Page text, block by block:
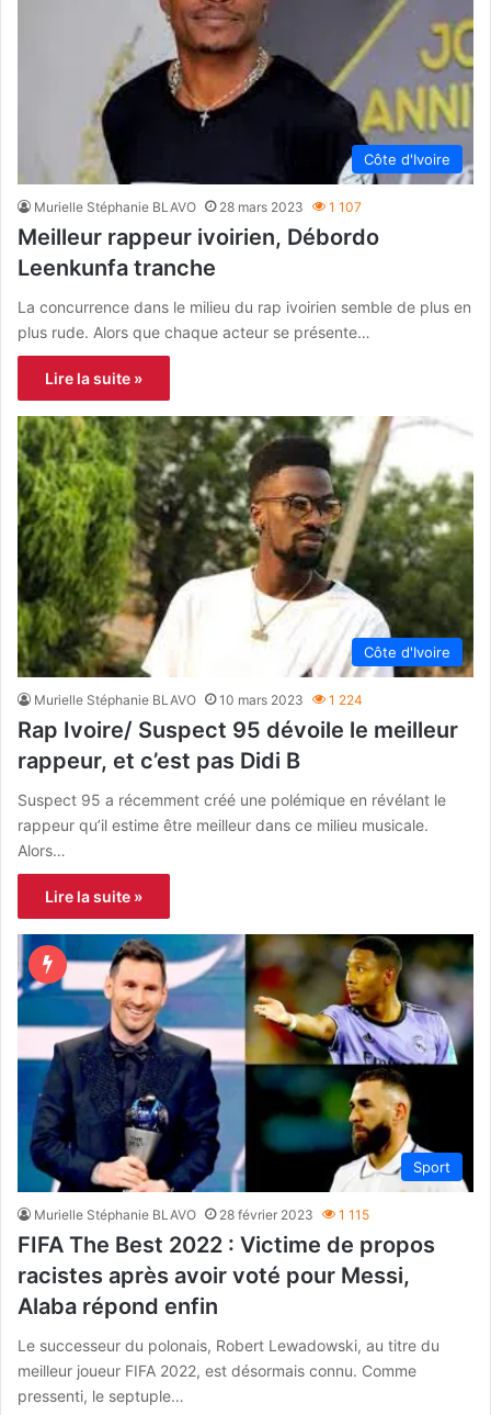
Côte d'Ivoire
Murielle Stéphanie BLAVO 28 mars 2023 1 107
Meilleur rappeur ivoirien, Débordo
Leenkunfa tranche
La concurrence dans le milieu du rap ivoirien semble de plus en
plus rude. Alors que chaque acteur se présente…
Lire la suite »
Côte d'Ivoire
Murielle Stéphanie BLAVO 10 mars 2023 1 224
Rap Ivoire/ Suspect 95 dévoile le meilleur
rappeur, et c’est pas Didi B
Suspect 95 a récemment créé une polémique en révélant le
rappeur qu’il estime être meilleur dans ce milieu musicale.
Alors…
Lire la suite »
Sport
Murielle Stéphanie BLAVO 28 février 2023 1 115
FIFA The Best 2022 : Victime de propos
racistes après avoir voté pour Messi,
Alaba répond enfin
Le successeur du polonais, Robert Lewadowski, au titre du
meilleur joueur FIFA 2022, est désormais connu. Comme
pressenti, le septuple…